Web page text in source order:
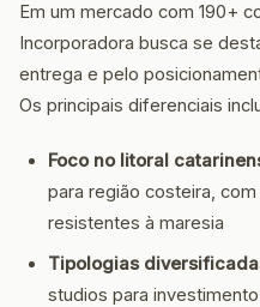
Em um mercado com 190+
Incorporadora busca se
entrega e pelo
Os principais diferenciais
Foco no litoral
para região costeira,
resistentes à maresia
Tipologias
studios para